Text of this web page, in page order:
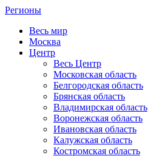
Регионы
Весь мир
Москва
Центр
Весь Центр
Московская область
Белгородская область
Брянская область
Владимирская область
Воронежская область
Ивановская область
Калужская область
Костромская область